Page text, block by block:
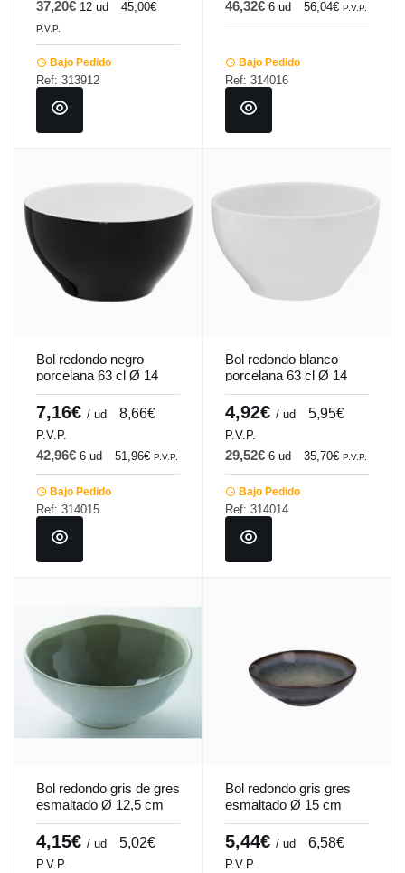
37,20€ 12 ud 45,00€
P.V.P.
Bajo Pedido
Ref: 313912
46,32€ 6 ud 56,04€ P.V.P.
Bajo Pedido
Ref: 314016
Bol redondo negro
porcelana 63 cl Ø 14
cm Emotions Pro.mundi
7,16€ / ud 8,66€
P.V.P.
42,96€ 6 ud 51,96€ P.V.P.
Bajo Pedido
Ref: 314015
Bol redondo blanco
porcelana 63 cl Ø 14
cm Emotions Pro.mundi
4,92€ / ud 5,95€
P.V.P.
29,52€ 6 ud 35,70€ P.V.P.
Bajo Pedido
Ref: 314014
Bol redondo gris de gres
esmaltado Ø 12,5 cm
Winter Pro.mundi
4,15€ / ud 5,02€
P.V.P.
Bol redondo gris gres
esmaltado Ø 15 cm
Galaxy Pro.mundi
5,44€ / ud 6,58€
P.V.P.